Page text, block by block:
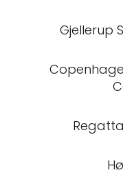
Gjellerup